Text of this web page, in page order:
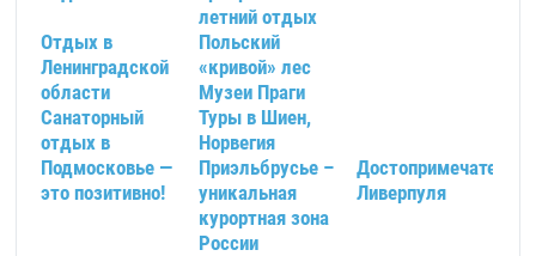
летний отдых
Отдых в
Ленинградской
области
Польский
«кривой» лес
Музеи Праги
Санаторный
отдых в
Подмосковье —
это позитивно!
Туры в Шиен,
Норвегия
Приэльбрусье –
уникальная
курортная зона
России
Ливерпуля